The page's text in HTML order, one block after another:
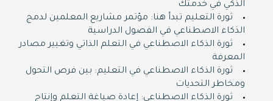
الذكي في خدمتك
ثورة التعليم تبدأ هنا: مؤتمر مشاريع المعلمين لدمج
الذكاء الاصطناعي في الفصول الدراسية
ثورة الذكاء الاصطناعي في التعلم الذاتي وتغيير مصادر
المعرفة
ثورة الذكاء الاصطناعي في التعليم: بين فرص التحول
ومخاطر التحديات
ثورة الذكاء الاصطناعي: إعادة صياغة التعلم وإنتاج